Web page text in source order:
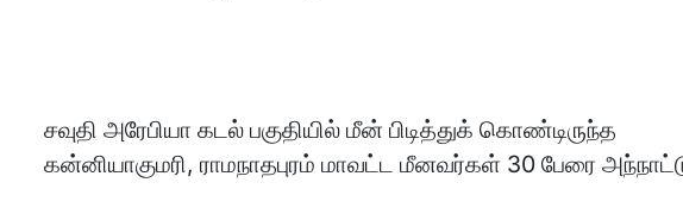
சவுதி அரேபியா கடல் பகுதியில் மீன் பிடித்துக் கொண்டிருந்த
கன்னியாகுமரி, ராமநாதபுரம் மாவட்ட மீனவர்கள் 30 பேரை